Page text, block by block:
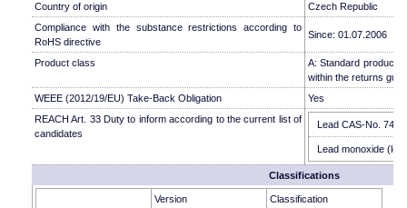
Country of origin
Czech Republic
Compliance with the substance restrictions according to
RoHS directive
Since: 01.07.2006
Product class
A: Standard product
within the returns
WEEE (2012/19/EU) Take-Back Obligation
Yes
REACH Art. 33 Duty to inform according to the current list of
candidates
Lead CAS-No.
Lead monoxide
Classifications
Version
Classification